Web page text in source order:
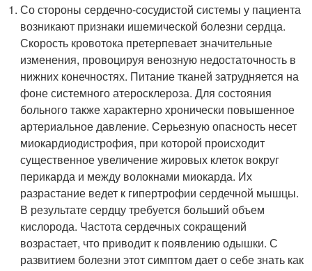
Со стороны сердечно-сосудистой системы у пациента
возникают признаки ишемической болезни сердца.
Скорость кровотока претерпевает значительные
изменения, провоцируя венозную недостаточность в
нижних конечностях. Питание тканей затрудняется на
фоне системного атеросклероза. Для состояния
больного также характерно хронически повышенное
артериальное давление. Серьезную опасность несет
миокардиодистрофия, при которой происходит
существенное увеличение жировых клеток вокруг
перикарда и между волокнами миокарда. Их
разрастание ведет к гипертрофии сердечной мышцы.
В результате сердцу требуется больший объем
кислорода. Частота сердечных сокращений
возрастает, что приводит к появлению одышки. С
развитием болезни этот симптом дает о себе знать как